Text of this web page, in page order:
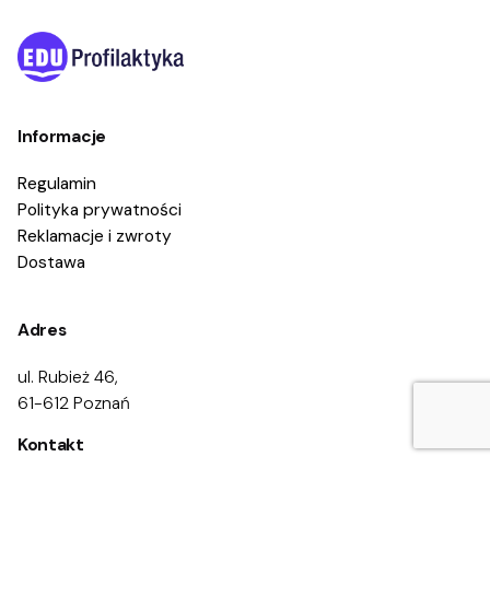
Informacje
Regulamin
Polityka prywatności
Reklamacje i zwroty
Dostawa
Adres
ul. Rubież 46,
61-612 Poznań
Kontakt